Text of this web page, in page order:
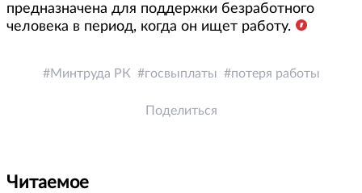
предназначена для поддержки безработного
человека в период, когда он ищет работу.
Минтруда РК госвыплаты потеря работы
Поделиться
Читаемое